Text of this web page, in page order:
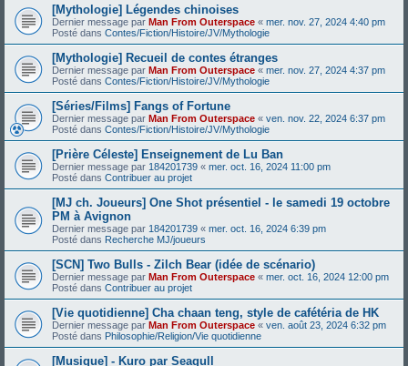
[Mythologie] Légendes chinoises
Dernier message par Man From Outerspace « mer. nov. 27, 2024 4:40 pm
Posté dans Contes/Fiction/Histoire/JV/Mythologie
[Mythologie] Recueil de contes étranges
Dernier message par Man From Outerspace « mer. nov. 27, 2024 4:37 pm
Posté dans Contes/Fiction/Histoire/JV/Mythologie
[Séries/Films] Fangs of Fortune
Dernier message par Man From Outerspace « ven. nov. 22, 2024 6:37 pm
Posté dans Contes/Fiction/Histoire/JV/Mythologie
[Prière Céleste] Enseignement de Lu Ban
Dernier message par 184201739 « mer. oct. 16, 2024 11:00 pm
Posté dans Contribuer au projet
[MJ ch. Joueurs] One Shot présentiel - le samedi 19 octobre
PM à Avignon
Dernier message par 184201739 « mer. oct. 16, 2024 6:39 pm
Posté dans Recherche MJ/joueurs
[SCN] Two Bulls - Zilch Bear (idée de scénario)
Dernier message par Man From Outerspace « mer. oct. 16, 2024 12:00 pm
Posté dans Contribuer au projet
[Vie quotidienne] Cha chaan teng, style de cafétéria de HK
Dernier message par Man From Outerspace « ven. août 23, 2024 6:32 pm
Posté dans Philosophie/Religion/Vie quotidienne
[Musique] - Kuro par Seagull